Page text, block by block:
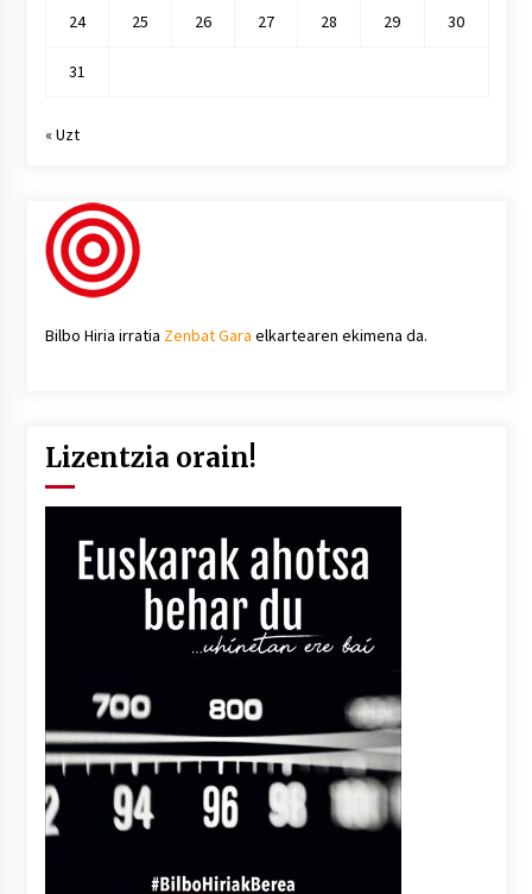
24 25 26 27 28 29 30
31
« Uzt
Bilbo Hiria irratia Zenbat Gara elkartearen ekimena da.
Lizentzia orain!